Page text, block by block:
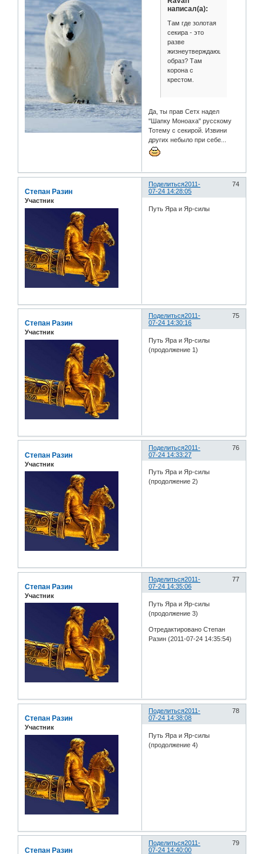
написал(а):
Там где золотая
секира - это
разве
жизнеутверждающий
образ? Там
корона с
крестом.
Да, ты прав Сетх надел
"Шапку Моноаха" русскому
Тотему с секирой. Извини
других небыло при себе...
Поделиться 74
2011-
07-24 14:28:05
Степан Разин
Участник
Путь Яра и Яр-силы
Поделиться 75
2011-
07-24 14:30:16
Степан Разин
Участник
Путь Яра и Яр-силы
(продолжение 1)
Поделиться 76
2011-
07-24 14:33:27
Степан Разин
Участник
Путь Яра и Яр-силы
(продолжение 2)
Поделиться 77
2011-
07-24 14:35:06
Степан Разин
Участник
Путь Яра и Яр-силы
(продолжение 3)
Отредактировано Степан
Разин (2011-07-24 14:35:54)
Поделиться 78
2011-
07-24 14:38:08
Степан Разин
Участник
Путь Яра и Яр-силы
(продолжение 4)
Поделиться 79
2011-
07-24 14:40:00
Степан Разин